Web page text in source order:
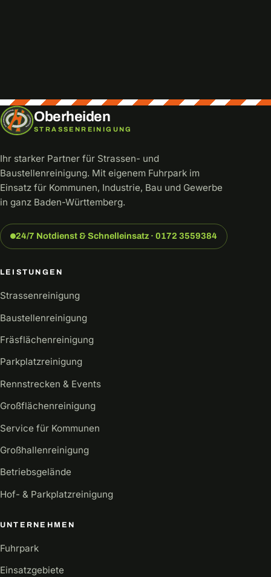
0172 3559384info@oberheiden.net
Oberheiden
STRASSENREINIGUNG
Ihr starker Partner für Strassen- und
Baustellenreinigung. Mit eigenem Fuhrpark im
Einsatz für Kommunen, Industrie, Bau und Gewerbe
in ganz Baden-Württemberg.
24/7 Notdienst & Schnelleinsatz · 0172 3559384
LEISTUNGEN
Strassenreinigung
Baustellenreinigung
Fräsflächenreinigung
Parkplatzreinigung
Rennstrecken & Events
Großflächenreinigung
Service für Kommunen
Großhallenreinigung
Betriebsgelände
Hof- & Parkplatzreinigung
UNTERNEHMEN
Fuhrpark
Einsatzgebiete